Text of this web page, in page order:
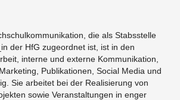
die als Stabsstelle
der HfG zugeordnet ist, ist in den
interne und externe Kommunikation,
Publikationen, Social Media und
Sie arbeitet bei der Realisierung von
sowie Veranstaltungen in enger